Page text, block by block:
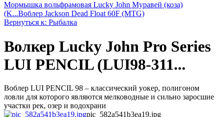
Мормышка вольфрамовая Lucky John Муравей (коза)
(K...Воблер Jackson Dead Float 60F (MTG)
Вернуться к: Рыбалка
Волкер Lucky John Pro Series
LUI PENCIL (LUI98-311...
Воблер LUI PENCIL 98 – классический уокер, полигоном
ловли для которого являются мелководные и сильно заросшие
участки рек, озер и водохрани
pic_582a541b3ea19.jpg